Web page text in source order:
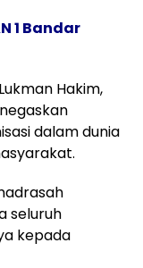
1 Bandar
Hakim,
dalam dunia
seluruh
kepada